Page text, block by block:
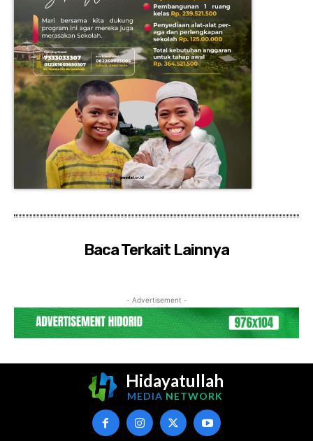
Baca Terkait Lainnya
- Advertisement -
Hidayatullah
MEDIA NETWORK